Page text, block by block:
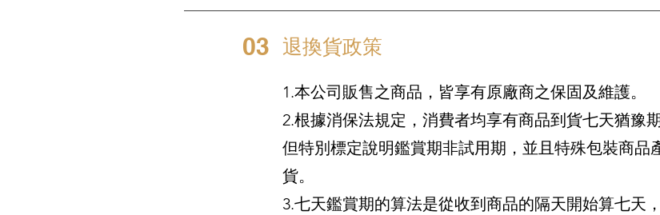
03 退換貨政策
1.本公司販售之商品，皆享有原廠商之保固及維護。
2.根據消保法規定，消費者均享有商品到貨七天猶豫
但特別標定說明鑑賞期非試用期，並且特殊包裝商品
貨。
3.七天鑑賞期的算法是從收到商品的隔天開始算七天